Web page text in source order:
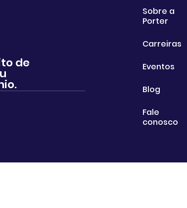
de
Sobre a
Porter
Carreiras
Eventos
Blog
Fale
conosco